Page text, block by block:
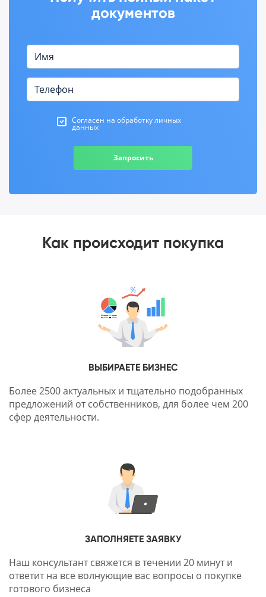
документов
Согласен на обработку личных
данных
Запросить
Как происходит покупка
ВЫБИРАЕТЕ БИЗНЕС
Более 2500 актуальных и тщательно подобранных
предложений от собственников, для более чем 200
сфер деятельности.
ЗАПОЛНЯЕТЕ ЗАЯВКУ
Наш консультант свяжется в течении 20 минут и
ответит на все волнующие вас вопросы о покупке
готового бизнеса